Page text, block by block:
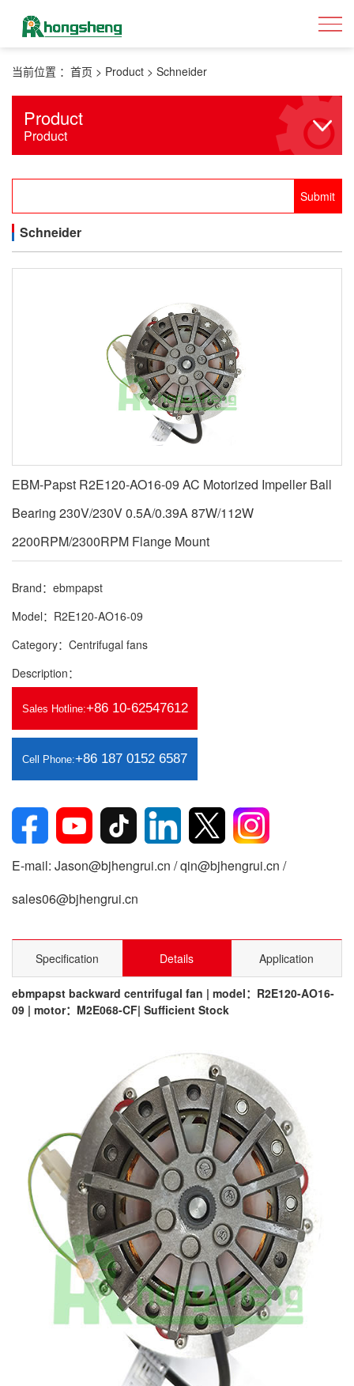
当前位置 ： 首页 > Product > Schneider
Product
Product
Schneider
EBM-Papst R2E120-AO16-09 AC Motorized Impeller Ball
Bearing 230V/230V 0.5A/0.39A 87W/112W
2200RPM/2300RPM Flange Mount
Brand：ebmpapst
Model：R2E120-AO16-09
Category：Centrifugal fans
Description：
Sales Hotline:+86 10-62547612
Cell Phone:+86 187 0152 6587
E-mail: Jason@bjhengrui.cn / qin@bjhengrui.cn /
sales06@bjhengrui.cn
Specification Details Application
ebmpapst backward centrifugal fan | model：R2E120-AO16-
09 | motor：M2E068-CF| Sufficient Stock